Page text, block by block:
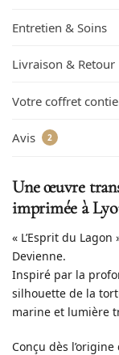
Entretien & Soins
Livraison & Retour
Votre coffret
Avis 2
Une œuvre
imprimée à
« L’Esprit du
Devienne.
Inspiré par la
silhouette de la
marine et lumière
Conçu dès